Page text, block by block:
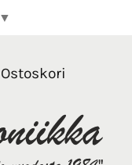
▼
Ostoskori